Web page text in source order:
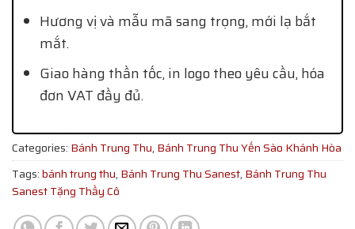
Hương vị và mẫu mã sang trọng, mới lạ bắt
mắt.
Giao hàng thần tốc, in logo theo yêu cầu, hóa
đơn VAT đầy đủ.
Categories: Bánh Trung Thu, Bánh Trung Thu Yến Sào Khánh Hòa
Tags:bánh trung thu, Bánh Trung Thu Sanest, Bánh Trung Thu
Sanest Tặng Thầy Cô